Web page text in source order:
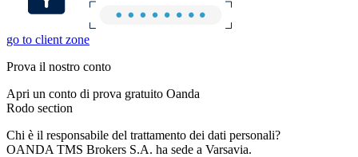
go to client zone
Prova il nostro conto
Apri un conto di prova gratuito Oanda
Rodo section
Chi è il responsabile del trattamento dei dati personali?
OANDA TMS Brokers S.A. ha sede a Varsavia.